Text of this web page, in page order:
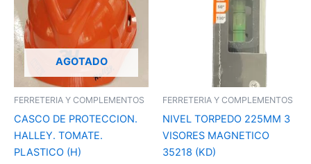
AGOTADO
FERRETERIA Y COMPLEMENTOS
CASCO DE PROTECCION.
HALLEY. TOMATE.
PLASTICO (H)
FERRETERIA Y COMPLEMENTOS
NIVEL TORPEDO 225MM 3
VISORES MAGNETICO
35218 (KD)